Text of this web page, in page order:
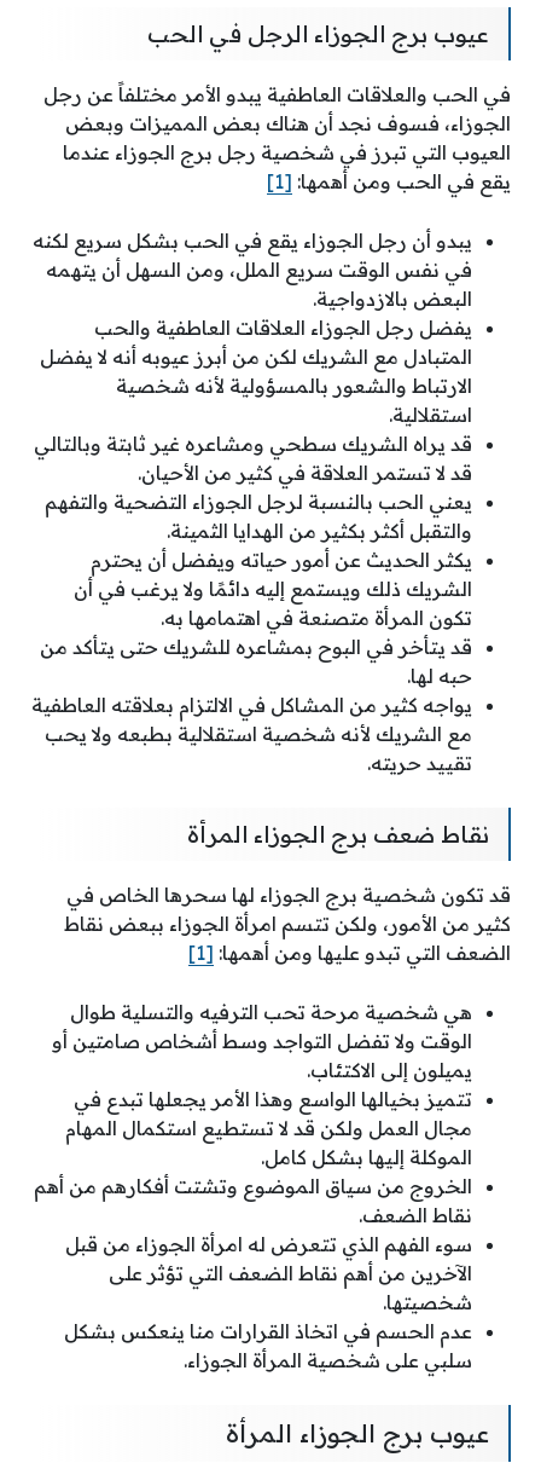
عيوب برج الجوزاء الرجل في الحب
في الحب والعلاقات العاطفية يبدو الأمر مختلفاً عن رجل
الجوزاء، فسوف نجد أن هناك بعض المميزات وبعض
العيوب التي تبرز في شخصية رجل برج الجوزاء عندما
يقع في الحب ومن أهمها: [1]
يبدو أن رجل الجوزاء يقع في الحب بشكل سريع لكنه
في نفس الوقت سريع الملل، ومن السهل أن يتهمه
البعض بالازدواجية.
يفضل رجل الجوزاء العلاقات العاطفية والحب
المتبادل مع الشريك لكن من أبرز عيوبه أنه لا يفضل
الارتباط والشعور بالمسؤولية لأنه شخصية
استقلالية.
قد يراه الشريك سطحي ومشاعره غير ثابتة وبالتالي
قد لا تستمر العلاقة في كثير من الأحيان.
يعني الحب بالنسبة لرجل الجوزاء التضحية والتفهم
والتقبل أكثر بكثير من الهدايا الثمينة.
يكثر الحديث عن أمور حياته ويفضل أن يحترم
الشريك ذلك ويستمع إليه دائمًا ولا يرغب في أن
تكون المرأة متصنعة في اهتمامها به.
قد يتأخر في البوح بمشاعره للشريك حتى يتأكد من
حبه لها.
يواجه كثير من المشاكل في الالتزام بعلاقته العاطفية
مع الشريك لأنه شخصية استقلالية بطبعه ولا يحب
تقييد حريته.
نقاط ضعف برج الجوزاء المرأة
قد تكون شخصية برج الجوزاء لها سحرها الخاص في
كثير من الأمور، ولكن تتسم امرأة الجوزاء ببعض نقاط
الضعف التي تبدو عليها ومن أهمها: [1]
هي شخصية مرحة تحب الترفيه والتسلية طوال
الوقت ولا تفضل التواجد وسط أشخاص صامتين أو
يميلون إلى الاكتئاب.
تتميز بخيالها الواسع وهذا الأمر يجعلها تبدع في
مجال العمل ولكن قد لا تستطيع استكمال المهام
الموكلة إليها بشكل كامل.
الخروج من سياق الموضوع وتشتت أفكارهم من أهم
نقاط الضعف.
سوء الفهم الذي تتعرض له امرأة الجوزاء من قبل
الآخرين من أهم نقاط الضعف التي تؤثر على
شخصيتها.
عدم الحسم في اتخاذ القرارات منا ينعكس بشكل
سلبي على شخصية المرأة الجوزاء.
عيوب برج الجوزاء المرأة